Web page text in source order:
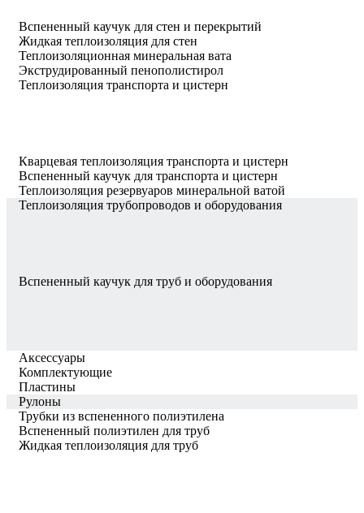
Вспененный каучук для стен и перекрытий
Жидкая теплоизоляция для стен
Теплоизоляционная минеральная вата
Экструдированный пенополистирол
Теплоизоляция транспорта и цистерн
Кварцевая теплоизоляция транспорта и цистерн
Вспененный каучук для транспорта и цистерн
Теплоизоляция резервуаров минеральной ватой
Теплоизоляция трубопроводов и оборудования
Вспененный каучук для труб и оборудования
Аксессуары
Комплектующие
Пластины
Рулоны
Трубки из вспененного полиэтилена
Вспененный полиэтилен для труб
Жидкая теплоизоляция для труб